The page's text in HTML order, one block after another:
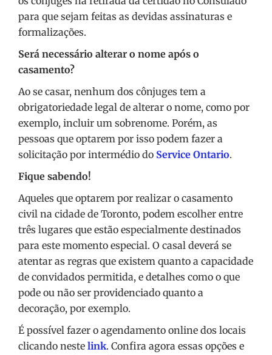
para que sejam feitas as devidas assinaturas e
formalizações.
Será necessário alterar o nome após o
casamento?
Ao se casar, nenhum dos cônjuges tem a
obrigatoriedade legal de alterar o nome, como por
exemplo, incluir um sobrenome. Porém, as
pessoas que optarem por isso podem fazer a
solicitação por intermédio do Service Ontario.
Fique sabendo!
Aqueles que optarem por realizar o casamento
civil na cidade de Toronto, podem escolher entre
três lugares que estão especialmente destinados
para este momento especial. O casal deverá se
atentar as regras que existem quanto a capacidade
de convidados permitida, e detalhes como o que
pode ou não ser providenciado quanto a
decoração, por exemplo.
É possível fazer o agendamento online dos locais
clicando neste link. Confira agora essas opções e